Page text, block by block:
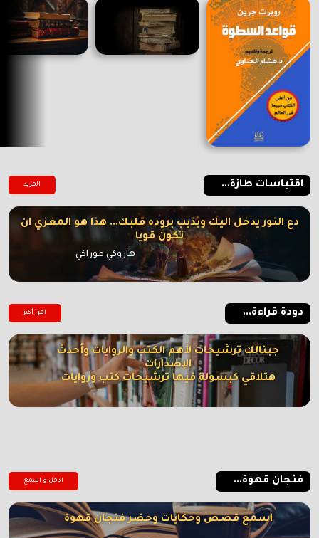
اقتباسات طازة... المزيد
دع النور يدخل اليك ويذيب بروده قلبك... هذا هو المغزي ان
تكون قويا
هاروكي موراكي
دودة قراءة... اقرأ أكتر
جبنالك ترشيحات لأهم الكتب والروايات وأحدث
الإصدارات
هتلاقي كبسولة فيها ترشيحات كتب وروايات
فنجان قهوة... ادخل و اسمع
اسمع قصص وحكايات وحضر فنجان قهوة